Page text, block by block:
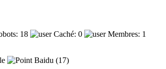
18 Caché: 0
Membres: 1
Baidu (17)